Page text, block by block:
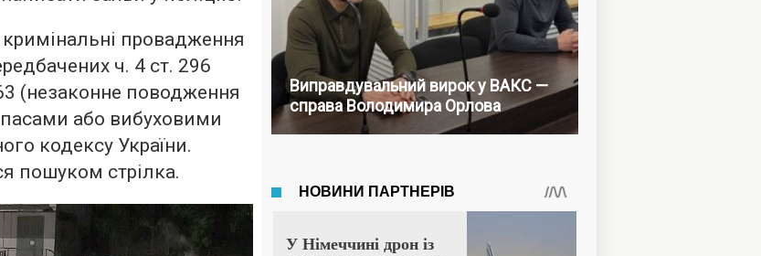
провадження
ч. 4 ст. 296
(незаконне поводження
або вибуховими
кодексу України.
пошуком стрілка.
Виправдувальний вирок у ВАКС —
справа Володимира Орлова